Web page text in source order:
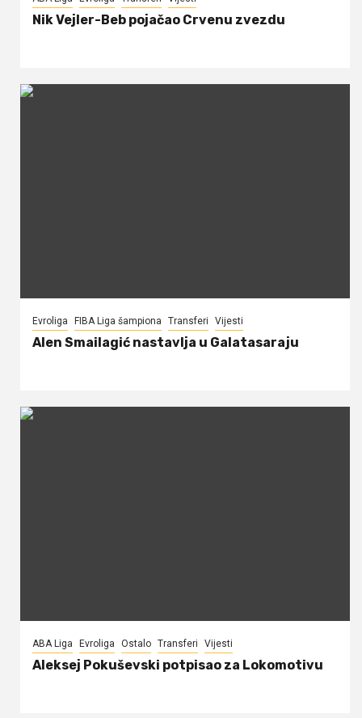
Nik Vejler-Beb pojačao Crvenu zvezdu
Evroliga FIBA Liga šampiona Transferi Vijesti
Alen Smailagić nastavlja u Galatasaraju
ABA Liga Evroliga Ostalo Transferi Vijesti
Aleksej Pokuševski potpisao za Lokomotivu